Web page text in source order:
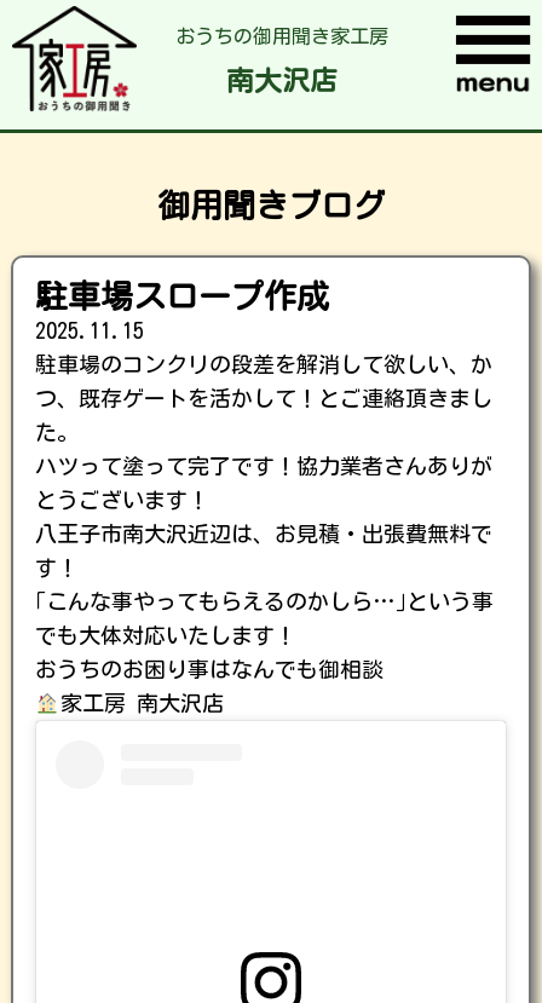
おうちの御用聞き家工房
南大沢店
御用聞きブログ
駐車場スロープ作成
2025.11.15
駐車場のコンクリの段差を解消して欲しい、か
つ、既存ゲートを活かして！とご連絡頂きまし
た。
ハツって塗って完了です！協力業者さんありが
とうございます！
八王子市南大沢近辺は、お見積・出張費無料で
す！
｢こんな事やってもらえるのかしら…｣という事
でも大体対応いたします！
おうちのお困り事はなんでも御相談
家工房 南大沢店